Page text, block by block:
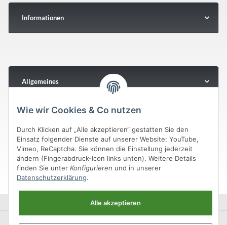
Informationen
Allgemeines
Wie wir Cookies & Co nutzen
Durch Klicken auf „Alle akzeptieren“ gestatten Sie den
Einsatz folgender Dienste auf unserer Website: YouTube,
Vimeo, ReCaptcha. Sie können die Einstellung jederzeit
ändern (Fingerabdruck-Icon links unten). Weitere Details
finden Sie unter Konfigurieren und in unserer
Datenschutzerklärung.
Alle akzeptieren